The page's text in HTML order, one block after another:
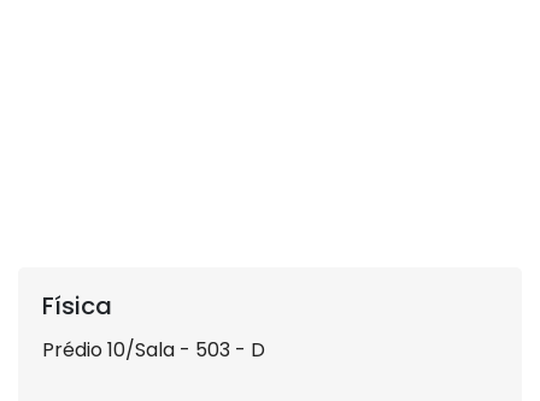
Física
Prédio 10/Sala - 503 - D